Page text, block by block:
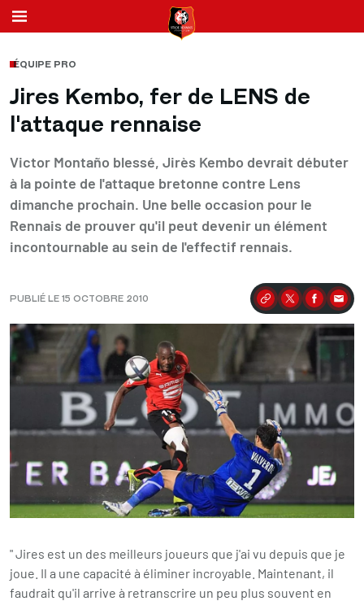
ÉQUIPE PRO
Jires Kembo, fer de LENS de
l'attaque rennaise
Victor Montaño blessé, Jirès Kembo devrait débuter
à la pointe de l'attaque bretonne contre Lens
dimanche prochain. Une belle occasion pour le
Rennais de prouver qu'il peut devenir un élément
incontournable au sein de l'effectif rennais.
PUBLIÉ LE 15 OCTOBRE 2010 Partager
" Jires est un des meilleurs joueurs que j'ai vu depuis que je
joue. Il a une capacité à éliminer incroyable. Maintenant, il
faudrait qu'il arrive à retranscrire un peu plus souvent en